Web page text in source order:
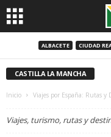
ALBACETE CIUDAD
CASTILLA LA MANCHA
Inicio Viajes por España: Rutas y
Viajes, turismo, rutas y